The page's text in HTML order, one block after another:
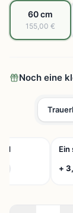
60 cm
155,00 €
Noch eine
Ein
+